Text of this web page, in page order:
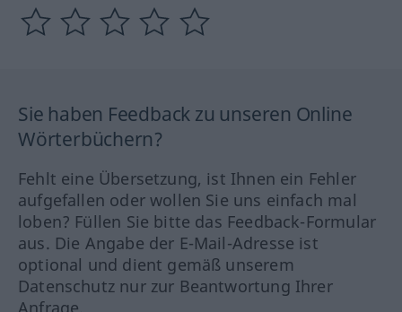
Sie haben Feedback zu unseren Online
Wörterbüchern?
Fehlt eine Übersetzung, ist Ihnen ein Fehler
aufgefallen oder wollen Sie uns einfach mal
loben? Füllen Sie bitte das Feedback-Formular
aus. Die Angabe der E-Mail-Adresse ist
optional und dient gemäß unserem
Datenschutz nur zur Beantwortung Ihrer
Anfrage.